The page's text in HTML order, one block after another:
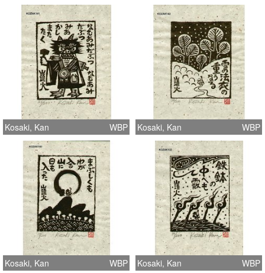
Kosaki, Kan WBP Kosaki, Kan WBP
Kosaki, Kan WBP Kosaki, Kan WBP